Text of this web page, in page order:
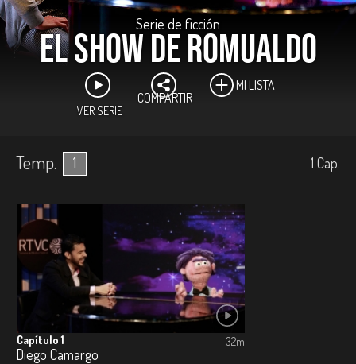
Serie de ficción
El Show de Romualdo
VER SERIE
COMPARTIR
MI LISTA
Temp. 1 1 Cap.
Capítulo 1
Diego Camargo
32m